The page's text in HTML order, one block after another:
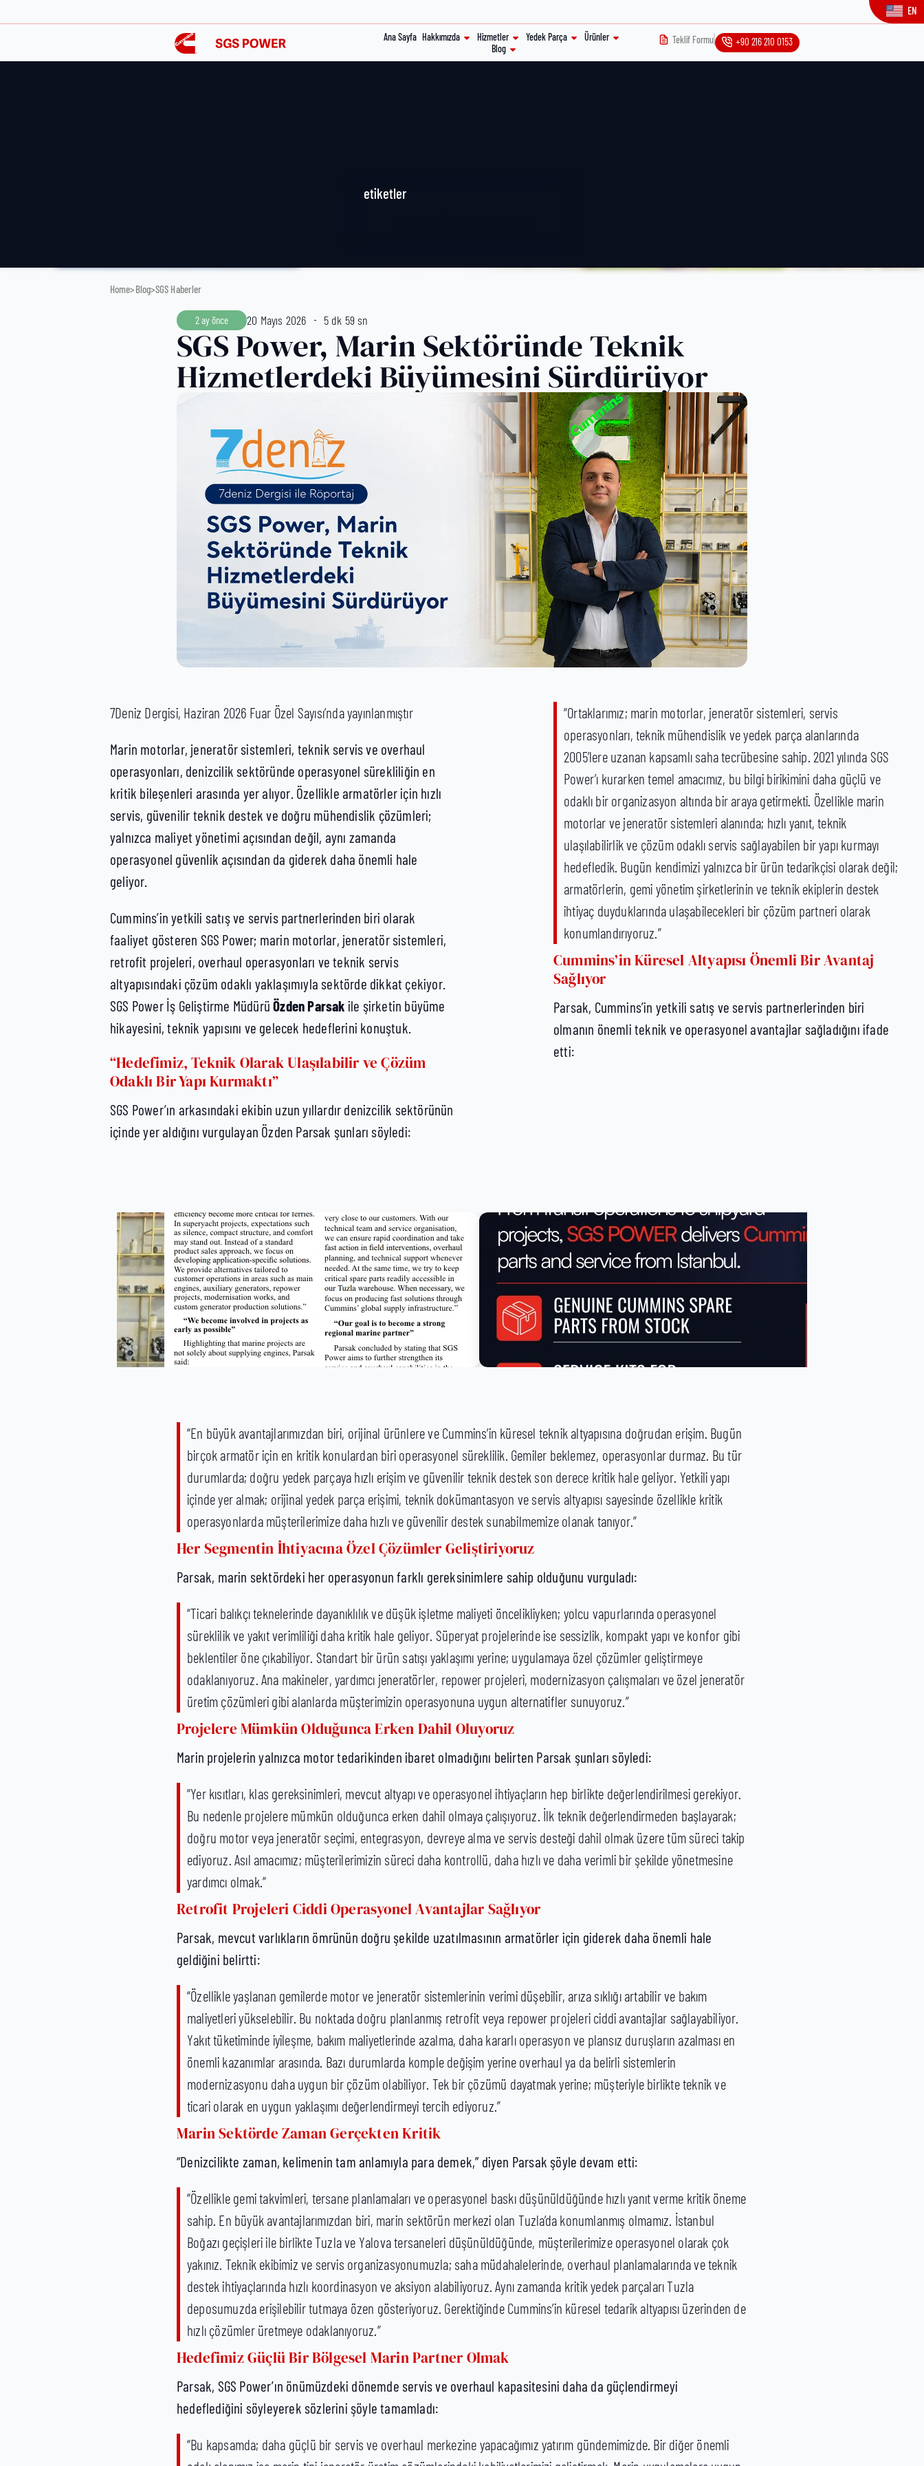
EN
Ana Sayfa Hakkımızda Hizmetler Yedek Parça
Ürünler
Blog
Teklif Formu +90 216 210 0153
etiketler
Home>Blog>SGS Haberler
2 ay önce 20 Mayıs 2026 5 dk 59 sn
SGS Power, Marin Sektöründe Teknik
Hizmetlerdeki Büyümesini Sürdürüyor
7Deniz Dergisi, Haziran 2026 Fuar Özel Sayısı’nda yayınlanmıştır
Marin motorlar, jeneratör sistemleri, teknik servis ve overhaul
operasyonları, denizcilik sektöründe operasyonel sürekliliğin en
kritik bileşenleri arasında yer alıyor. Özellikle armatörler için hızlı
servis, güvenilir teknik destek ve doğru mühendislik çözümleri;
yalnızca maliyet yönetimi açısından değil, aynı zamanda
operasyonel güvenlik açısından da giderek daha önemli hale
geliyor.
Cummins’in yetkili satış ve servis partnerlerinden biri olarak
faaliyet gösteren SGS Power; marin motorlar, jeneratör sistemleri,
retrofit projeleri, overhaul operasyonları ve teknik servis
altyapısındaki çözüm odaklı yaklaşımıyla sektörde dikkat çekiyor.
SGS Power İş Geliştirme MüdürüÖzden Parsak ile şirketin büyüme
hikayesini, teknik yapısını ve gelecek hedeflerini konuştuk.
“Hedefimiz, Teknik Olarak Ulaşılabilir ve Çözüm
Odaklı Bir Yapı Kurmaktı”
SGS Power’ın arkasındaki ekibin uzun yıllardır denizcilik sektörünün
içinde yer aldığını vurgulayan Özden Parsak şunları söyledi:
“Ortaklarımız; marin motorlar, jeneratör sistemleri, servis
operasyonları, teknik mühendislik ve yedek parça alanlarında
2005’lere uzanan kapsamlı saha tecrübesine sahip. 2021 yılında SGS
Power’ı kurarken temel amacımız, bu bilgi birikimini daha güçlü ve
odaklı bir organizasyon altında bir araya getirmekti. Özellikle marin
motorlar ve jeneratör sistemleri alanında; hızlı yanıt, teknik
ulaşılabilirlik ve çözüm odaklı servis sağlayabilen bir yapı kurmayı
hedefledik. Bugün kendimizi yalnızca bir ürün tedarikçisi olarak değil;
armatörlerin, gemi yönetim şirketlerinin ve teknik ekiplerin destek
ihtiyaç duyduklarında ulaşabilecekleri bir çözüm partneri olarak
konumlandırıyoruz.”
Cummins’in Küresel Altyapısı Önemli Bir Avantaj
Sağlıyor
Parsak, Cummins’in yetkili satış ve servis partnerlerinden biri
olmanın önemli teknik ve operasyonel avantajlar sağladığını ifade
etti:
“En büyük avantajlarımızdan biri, orijinal ürünlere ve Cummins’in küresel teknik altyapısına doğrudan erişim. Bugün
birçok armatör için en kritik konulardan biri operasyonel süreklilik. Gemiler beklemez, operasyonlar durmaz. Bu tür
durumlarda; doğru yedek parçaya hızlı erişim ve güvenilir teknik destek son derece kritik hale geliyor. Yetkili yapı
içinde yer almak; orijinal yedek parça erişimi, teknik dokümantasyon ve servis altyapısı sayesinde özellikle kritik
operasyonlarda müşterilerimize daha hızlı ve güvenilir destek sunabilmemize olanak tanıyor.”
Her Segmentin İhtiyacına Özel Çözümler Geliştiriyoruz
Parsak, marin sektördeki her operasyonun farklı gereksinimlere sahip olduğunu vurguladı:
“Ticari balıkçı teknelerinde dayanıklılık ve düşük işletme maliyeti öncelikliyken; yolcu vapurlarında operasyonel
süreklilik ve yakıt verimliliği daha kritik hale geliyor. Süperyat projelerinde ise sessizlik, kompakt yapı ve konfor gibi
beklentiler öne çıkabiliyor. Standart bir ürün satışı yaklaşımı yerine; uygulamaya özel çözümler geliştirmeye
odaklanıyoruz. Ana makineler, yardımcı jeneratörler, repower projeleri, modernizasyon çalışmaları ve özel jeneratör
üretim çözümleri gibi alanlarda müşterimizin operasyonuna uygun alternatifler sunuyoruz.”
Projelere Mümkün Olduğunca Erken Dahil Oluyoruz
Marin projelerin yalnızca motor tedarikinden ibaret olmadığını belirten Parsak şunları söyledi:
“Yer kısıtları, klas gereksinimleri, mevcut altyapı ve operasyonel ihtiyaçların hep birlikte değerlendirilmesi gerekiyor.
Bu nedenle projelere mümkün olduğunca erken dahil olmaya çalışıyoruz. İlk teknik değerlendirmeden başlayarak;
doğru motor veya jeneratör seçimi, entegrasyon, devreye alma ve servis desteği dahil olmak üzere tüm süreci takip
ediyoruz. Asıl amacımız; müşterilerimizin süreci daha kontrollü, daha hızlı ve daha verimli bir şekilde yönetmesine
yardımcı olmak.”
Retrofit Projeleri Ciddi Operasyonel Avantajlar Sağlıyor
Parsak, mevcut varlıkların ömrünün doğru şekilde uzatılmasının armatörler için giderek daha önemli hale
geldiğini belirtti:
“Özellikle yaşlanan gemilerde motor ve jeneratör sistemlerinin verimi düşebilir, arıza sıklığı artabilir ve bakım
maliyetleri yükselebilir. Bu noktada doğru planlanmış retrofit veya repower projeleri ciddi avantajlar sağlayabiliyor.
Yakıt tüketiminde iyileşme, bakım maliyetlerinde azalma, daha kararlı operasyon ve plansız duruşların azalması en
önemli kazanımlar arasında. Bazı durumlarda komple değişim yerine overhaul ya da belirli sistemlerin
modernizasyonu daha uygun bir çözüm olabiliyor. Tek bir çözümü dayatmak yerine; müşteriyle birlikte teknik ve
ticari olarak en uygun yaklaşımı değerlendirmeyi tercih ediyoruz.”
Marin Sektörde Zaman Gerçekten Kritik
“Denizcilikte zaman, kelimenin tam anlamıyla para demek,” diyen Parsak şöyle devam etti:
“Özellikle gemi takvimleri, tersane planlamaları ve operasyonel baskı düşünüldüğünde hızlı yanıt verme kritik öneme
sahip. En büyük avantajlarımızdan biri, marin sektörün merkezi olan Tuzla’da konumlanmış olmamız. İstanbul
Boğazı geçişleri ile birlikte Tuzla ve Yalova tersaneleri düşünüldüğünde, müşterilerimize operasyonel olarak çok
yakınız. Teknik ekibimiz ve servis organizasyonumuzla; saha müdahalelerinde, overhaul planlamalarında ve teknik
destek ihtiyaçlarında hızlı koordinasyon ve aksiyon alabiliyoruz. Aynı zamanda kritik yedek parçaları Tuzla
deposumuzda erişilebilir tutmaya özen gösteriyoruz. Gerektiğinde Cummins’in küresel tedarik altyapısı üzerinden de
hızlı çözümler üretmeye odaklanıyoruz.”
Hedefimiz Güçlü Bir Bölgesel Marin Partner Olmak
Parsak, SGS Power’ın önümüzdeki dönemde servis ve overhaul kapasitesini daha da güçlendirmeyi
hedeflediğini söyleyerek sözlerini şöyle tamamladı:
“Bu kapsamda; daha güçlü bir servis ve overhaul merkezine yapacağımız yatırım gündemimizde. Bir diğer önemli